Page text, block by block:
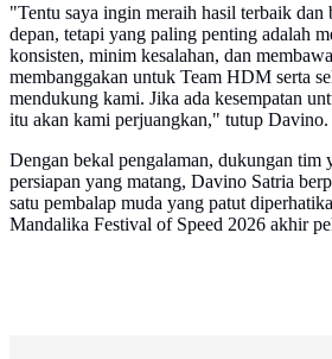
"Tentu saya ingin meraih hasil terbaik dan
depan, tetapi yang paling penting adalah
konsisten, minim kesalahan, dan
membanggakan untuk Team HDM serta
mendukung kami. Jika ada kesempatan
itu akan kami perjuangkan," tutup Davino.
Dengan bekal pengalaman, dukungan tim
persiapan yang matang, Davino Satria
satu pembalap muda yang patut
Mandalika Festival of Speed 2026 akhir